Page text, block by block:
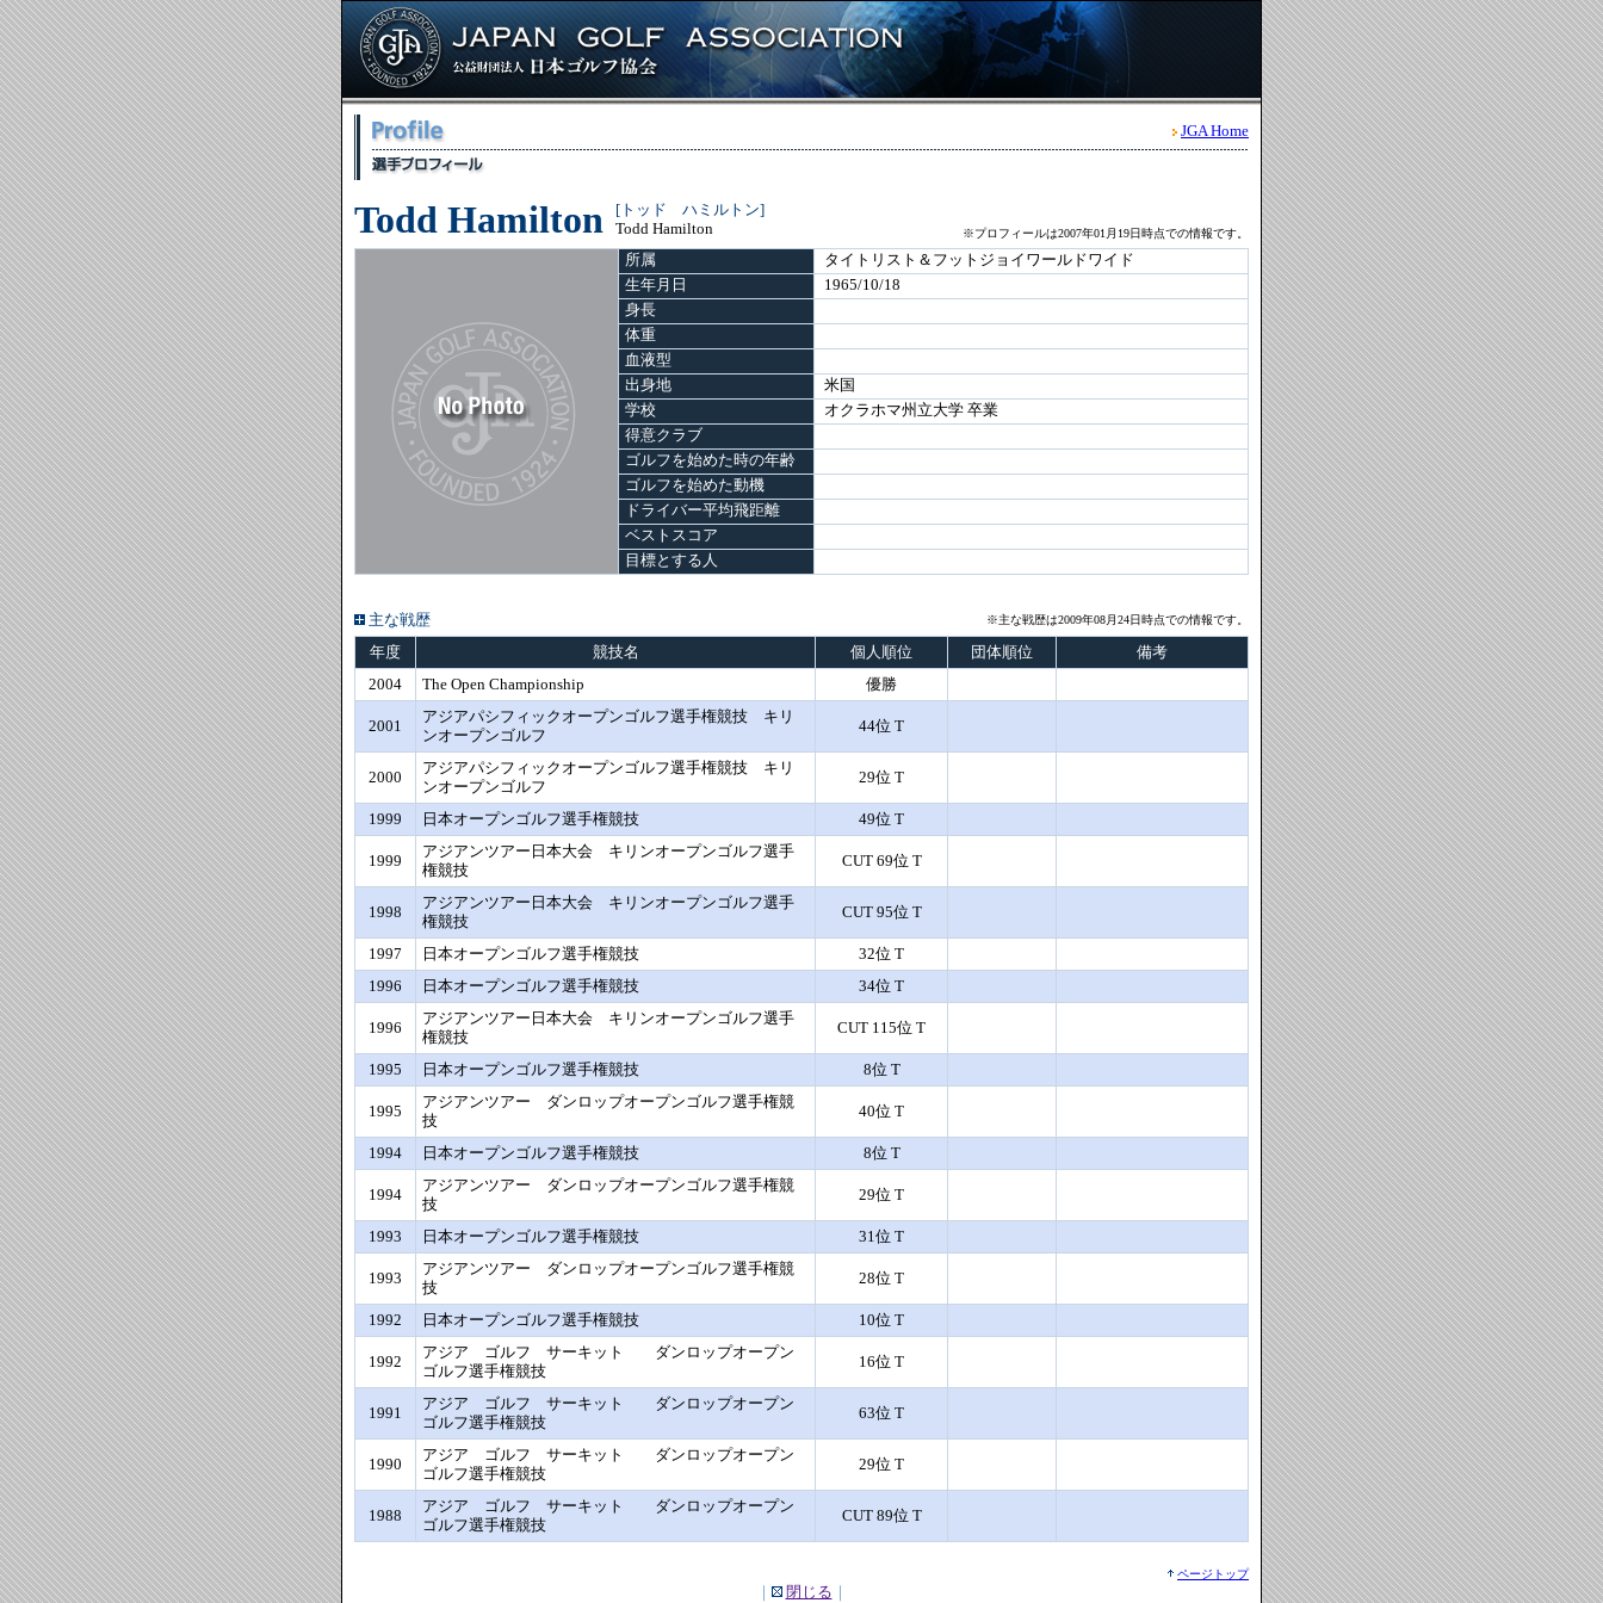
JGA Home
Todd Hamilton
[トッド ハミルトン]
Todd Hamilton
※プロフィールは2007年01月19日時点での情報です。
所属
タイトリスト＆フットジョイワールドワイド
生年月日
1965/10/18
身長
体重
血液型
出身地
米国
学校
オクラホマ州立大学 卒業
得意クラブ
ゴルフを始めた時の年齢
ゴルフを始めた動機
ドライバー平均飛距離
ベストスコア
目標とする人
主な戦歴 ※主な戦歴は2009年08月24日時点での情報です。
年度 競技名 個人順位 団体順位
備考
2004
The Open Championship 優勝
2001
アジアパシフィックオープンゴルフ選手権競技 キリ
ンオープンゴルフ
44位 T
2000
アジアパシフィックオープンゴルフ選手権競技 キリ
ンオープンゴルフ
29位 T
1999 日本オープンゴルフ選手権競技 49位 T
1999
アジアンツアー日本大会 キリンオープンゴルフ選手
権競技
CUT 69位 T
1998
アジアンツアー日本大会 キリンオープンゴルフ選手
権競技
CUT 95位 T
1997 日本オープンゴルフ選手権競技
32位 T
1996
日本オープンゴルフ選手権競技 34位 T
1996
アジアンツアー日本大会 キリンオープンゴルフ選手
権競技
CUT 115位 T
1995 日本オープンゴルフ選手権競技 8位 T
1995
アジアンツアー ダンロップオープンゴルフ選手権競
技
40位 T
1994 日本オープンゴルフ選手権競技 8位 T
1994
アジアンツアー ダンロップオープンゴルフ選手権競
技
29位 T
1993 日本オープンゴルフ選手権競技 31位 T
1993
アジアンツアー ダンロップオープンゴルフ選手権競
技
28位 T
1992 日本オープンゴルフ選手権競技 10位 T
1992
アジア ゴルフ サーキット ダンロップオープン
ゴルフ選手権競技
16位 T
1991
アジア ゴルフ サーキット ダンロップオープン
ゴルフ選手権競技
63位 T
1990
アジア ゴルフ サーキット ダンロップオープン
ゴルフ選手権競技
29位 T
1988
アジア ゴルフ サーキット ダンロップオープン
ゴルフ選手権競技
CUT 89位 T
ページトップ
｜ 閉じる ｜